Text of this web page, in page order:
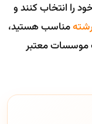
را انتخاب کنند و
مناسب هستید،
موسسات معتبر